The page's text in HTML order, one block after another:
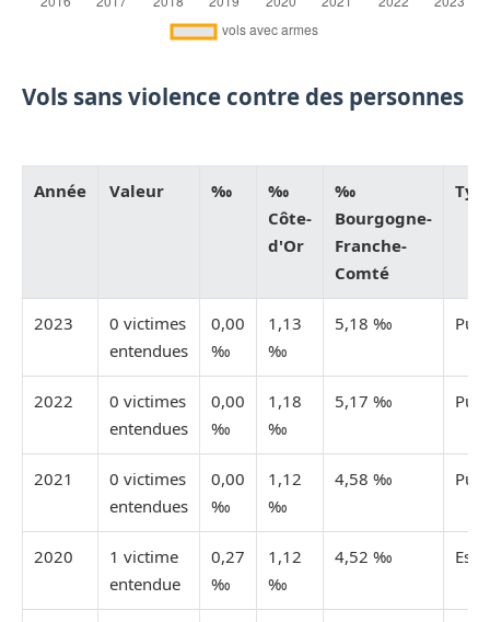
Vols sans violence contre des personnes
Année Valeur ‰
‰
Côte-
d'Or
‰
Bourgogne-
Franche-
Comté
2023
0 victimes
entendues
0,00
‰
1,13
‰
5,18 ‰
2022
0 victimes
entendues
0,00
‰
1,18
‰
5,17 ‰
2021
0 victimes
entendues
0,00
‰
1,12
‰
4,58 ‰
2020
1 victime
entendue
0,27
‰
1,12
‰
4,52 ‰